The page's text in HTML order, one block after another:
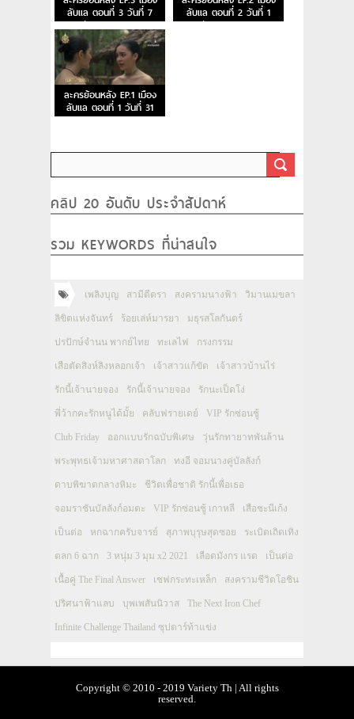
ลับแล ตอนที่ 3 วันที่ 7
กันยายน 2567
ลับแล ตอนที่ 2 วันที่ 1
กันยายน 2567
ละครย้อนหลัง EP.1 เมือง
ลับแล ตอนที่ 1 วันที่ 31
สิงหาคม 2567
คลิป 20 อันดับ ประจำสัปดาห์
รวม KEYWORDS ที่น่าสนใจ
เพลิงบุญ สามีตีตรา สงครามนางฟ้า วิมานเมขลา
ลิขิตแห่งจันทร์ ร้อยเล่ห์มารยา มธุรสโลกันตร์
ปรปักษ์จำนน พากย์ไทย ทะเลไฟ กรงกรรม
เสือตัดสิงห์ลิงหลอกเจ้า เจ้าสาวแก้ขัด เจ้าสาวบ้านไร่
รักนี้เจ้านายจอง รักนี้เจ้านายจอง รักนะเป็ดโง่
พี่ว้ากคะรักหนูได้มั้ย คลับฟรายเดย์ VIP รักซ่อนชู้
Club Friday ออกแบบรักฉบับพิเศษ วุ่นรักทายาทพันล้าน
พระพุทธเจ้ามหาศาสดาโลก ทงอี จอมนางคู่บัลลังก์
ดาบพิฆาตกลางหิมะ ชีวิตเพื่อชาติ รักนี้เพื่อเธอ
จอมราชันบัลลังก์อมตะ VIP รักซ่อนชู้ เกาหลี เสือชะนีเก้ง
เป็นต่อ หกฉากครับจารย์ สุภาพบุรุษสุดซอย ระเบิดเถิดเทิง
ตลก 6 ฉาก 3 หนุ่ม 3 มุม x2 2021 เลือดมังกร แรด เป็นต่อ
เนื้อคู่ The Final Answer เชฟกระทะเหล็ก สงครามชีวิตโอชิน
ปริศนาฟ้าแลบ บุพเพสันนิวาส The Next Iron Chef
Infinite Challenge Thailand ซุปตาร์ท้าแข่ง
Copyright © 2010 - 2019 Variety Th | All rights
reserved.